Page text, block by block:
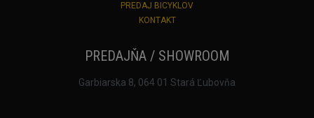
PREDAJ BICYKLOV
KONTAKT
PREDAJŇA / SHOWROOM
Garbiarska 8, 064 01 Stará Ľubovňa